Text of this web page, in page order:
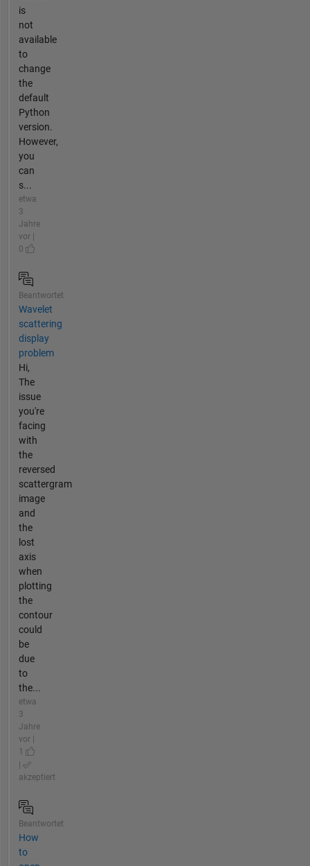
is
not
available
to
change
the
default
Python
version.
However,
you
can
s...
etwa
3
Jahre
vor |
0
Beantwortet
Wavelet
scattering
display
problem
Hi,
The
issue
you're
facing
with
the
reversed
scattergram
image
and
the
lost
axis
when
plotting
the
contour
could
be
due
to
the...
etwa
3
Jahre
vor |
1
akzeptiert
Beantwortet
How
to